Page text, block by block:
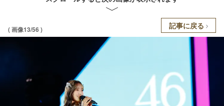
( 画像13/56 ) 記事に戻る